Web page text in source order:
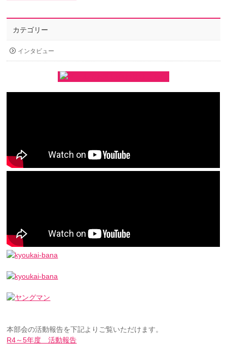
カテゴリー
インタビュー
本部会の活動報告を下記よりご覧いただけます。
R4～5年度 活動報告